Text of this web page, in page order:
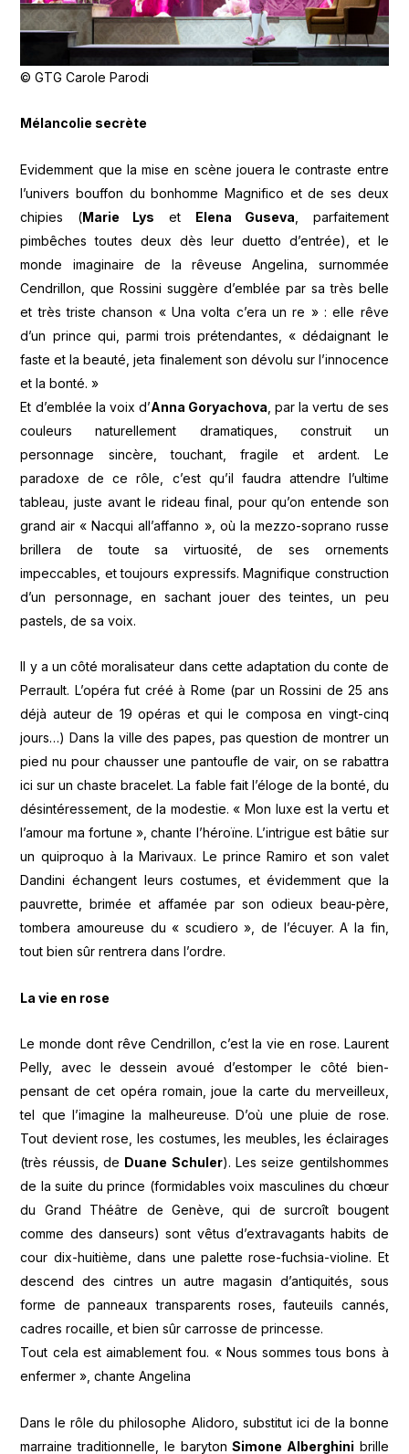
© GTG Carole Parodi
Mélancolie secrète
Evidemment que la mise en scène jouera le contraste entre
l’univers bouffon du bonhomme Magnifico et de ses deux
chipies (Marie Lys et Elena Guseva , parfaitement
pimbêches toutes deux dès leur duetto d’entrée), et le
monde imaginaire de la rêveuse Angelina, surnommée
Cendrillon, que Rossini suggère d’emblée par sa très belle
et très triste chanson « Una volta c’era un re » : elle rêve
d’un prince qui, parmi trois prétendantes, « dédaignant le
faste et la beauté, jeta finalement son dévolu sur l’innocence
et la bonté. »
Et d’emblée la voix d’Anna Goryachova , par la vertu de ses
couleurs naturellement dramatiques, construit un
personnage sincère, touchant, fragile et ardent. Le
paradoxe de ce rôle, c’est qu’il faudra attendre l’ultime
tableau, juste avant le rideau final, pour qu’on entende son
grand air « Nacqui all’affanno », où la mezzo-soprano russe
brillera de toute sa virtuosité, de ses ornements
impeccables, et toujours expressifs. Magnifique construction
d’un personnage, en sachant jouer des teintes, un peu
pastels, de sa voix.
Il y a un côté moralisateur dans cette adaptation du conte de
Perrault. L’opéra fut créé à Rome (par un Rossini de 25 ans
déjà auteur de 19 opéras et qui le composa en vingt-cinq
jours…) Dans la ville des papes, pas question de montrer un
pied nu pour chausser une pantoufle de vair, on se rabattra
ici sur un chaste bracelet. La fable fait l’éloge de la bonté, du
désintéressement, de la modestie. « Mon luxe est la vertu et
l’amour ma fortune », chante l’héroïne. L’intrigue est bâtie sur
un quiproquo à la Marivaux. Le prince Ramiro et son valet
Dandini échangent leurs costumes, et évidemment que la
pauvrette, brimée et affamée par son odieux beau-père,
tombera amoureuse du « scudiero », de l’écuyer. A la fin,
tout bien sûr rentrera dans l’ordre.
La vie en rose
Le monde dont rêve Cendrillon, c’est la vie en rose. Laurent
Pelly, avec le dessein avoué d’estomper le côté bien-
pensant de cet opéra romain, joue la carte du merveilleux,
tel que l’imagine la malheureuse. D’où une pluie de rose.
Tout devient rose, les costumes, les meubles, les éclairages
(très réussis, de Duane Schuler). Les seize gentilshommes
de la suite du prince (formidables voix masculines du chœur
du Grand Théâtre de Genève, qui de surcroît bougent
comme des danseurs) sont vêtus d’extravagants habits de
cour dix-huitième, dans une palette rose-fuchsia-violine. Et
descend des cintres un autre magasin d’antiquités, sous
forme de panneaux transparents roses, fauteuils cannés,
cadres rocaille, et bien sûr carrosse de princesse.
Tout cela est aimablement fou. « Nous sommes tous bons à
enfermer », chante Angelina
Dans le rôle du philosophe Alidoro, substitut ici de la bonne
marraine traditionnelle, le barytonSimone Alberghini brille